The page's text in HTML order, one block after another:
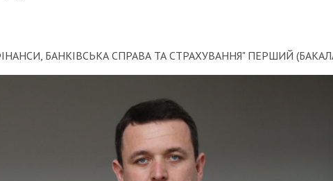
БАНКІВСЬКА СПРАВА ТА СТРАХУВАННЯ" ПЕРШИЙ